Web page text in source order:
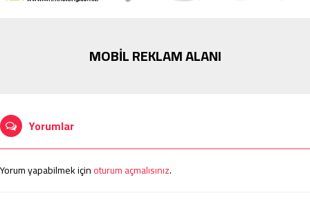
MOBİL REKLAM ALANI
Yorumlar
Yorum yapabilmek içinoturum açmalısınız.